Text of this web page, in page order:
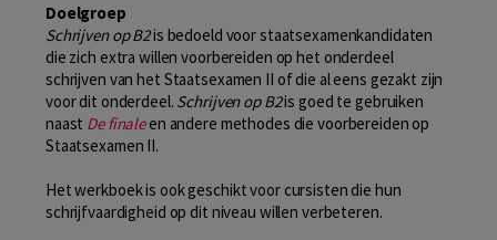
Doelgroep
Schrijven op B2is bedoeld voor staatsexamenkandidaten
die zich extra willen voorbereiden op het onderdeel
schrijven van het Staatsexamen II of die al eens gezakt zijn
voor dit onderdeel. Schrijven op B2is goed te gebruiken
naast De finaleen andere methodes die voorbereiden op
Staatsexamen II.
Het werkboek is ook geschikt voor cursisten die hun
schrijfvaardigheid op dit niveau willen verbeteren.